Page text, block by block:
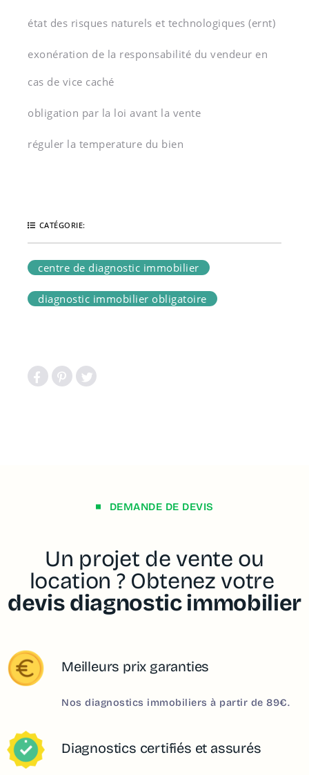
état des risques naturels et technologiques (ernt)
exonération de la responsabilité du vendeur en
cas de vice caché
obligation par la loi avant la vente
réguler la temperature du bien
CATÉGORIE:
centre de diagnostic immobilier
diagnostic immobilier obligatoire
DEMANDE DE DEVIS
Un projet de vente ou
location ? Obtenez votre
devis diagnostic immobilier
Meilleurs prix garanties
Nos diagnostics immobiliers à partir de 89€.
Diagnostics certifiés et assurés